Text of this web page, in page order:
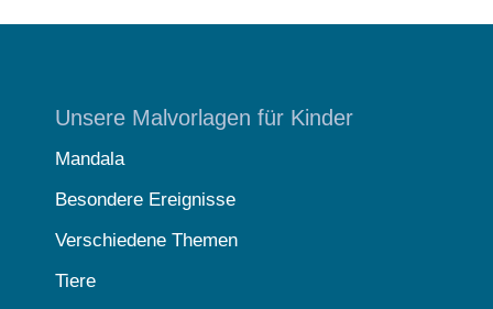
Unsere Malvorlagen für Kinder
Mandala
Besondere Ereignisse
Verschiedene Themen
Tiere